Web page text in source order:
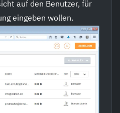
auf den Benutzer, für
eingeben wollen.